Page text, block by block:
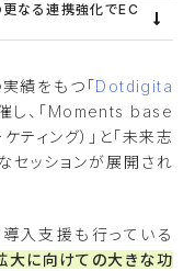
なる連携強化でEC
績をもつ「 Dotdigita
し、「Moments base
ィング）」と「未来志
セッションが展開され
入支援も行っている
に向けての大きな功